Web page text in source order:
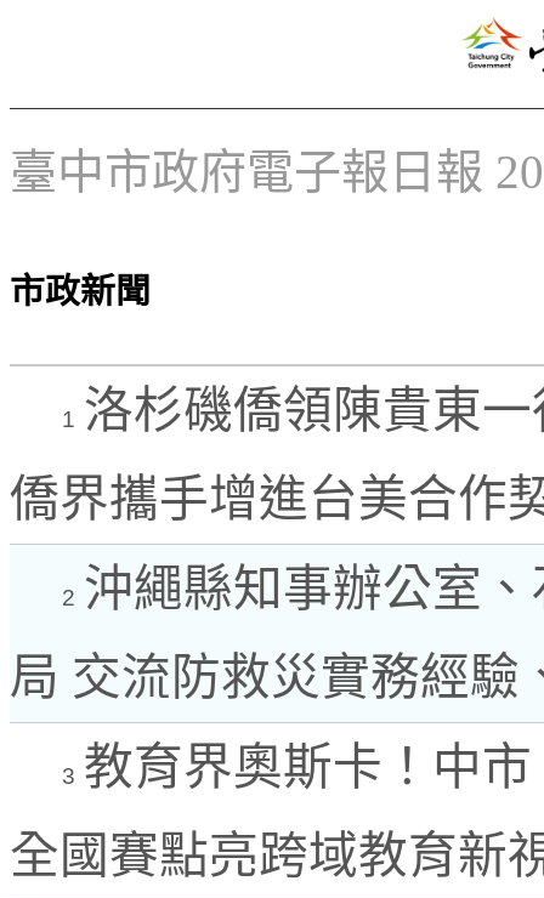
臺中市政府電子報日報
市政新聞
1 洛杉磯僑領陳貴東
僑界攜手增進台美合作
2 沖繩縣知事辦公室
局 交流防救災實務經驗
3 教育界奧斯卡！中
全國賽點亮跨域教育新